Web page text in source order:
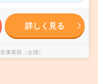
詳しく見る
業部（全国）